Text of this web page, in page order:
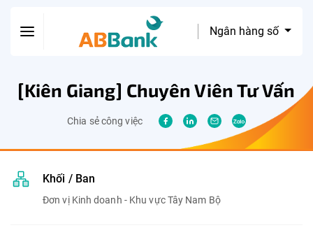
Ngân hàng số
[Kiên Giang] Chuyên Viên Tư Vấn
Chia sẻ công việc
Khối / Ban
Đơn vị Kinh doanh - Khu vực Tây Nam Bộ